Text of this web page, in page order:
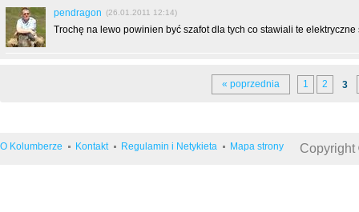
pendragon (26.01.2011 12:14)
Trochę na lewo powinien być szafot dla tych co stawiali te elektryczne
« poprzednia 1 2 3
O Kolumberze Kontakt Regulamin i Netykieta Mapa strony